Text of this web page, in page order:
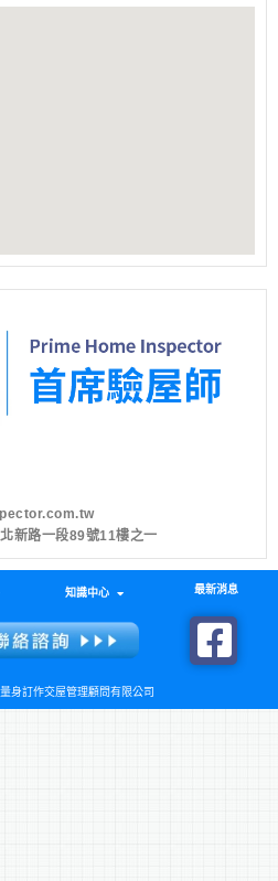
新路一段89號11樓之一
知識中心 最新消息
身訂作交屋管理顧問有限公司